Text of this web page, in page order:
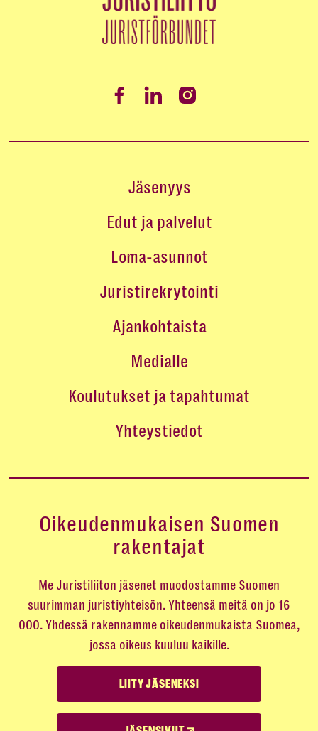
Jäsenyys
Edut ja palvelut
Loma-asunnot
Juristirekrytointi
Ajankohtaista
Medialle
Koulutukset ja tapahtumat
Yhteystiedot
Oikeudenmukaisen Suomen
rakentajat
Me Juristiliiton jäsenet muodostamme Suomen
suurimman juristiyhteisön. Yhteensä meitä on jo 16
000. Yhdessä rakennamme oikeudenmukaista Suomea,
jossa oikeus kuuluu kaikille.
LIITY JÄSENEKSI